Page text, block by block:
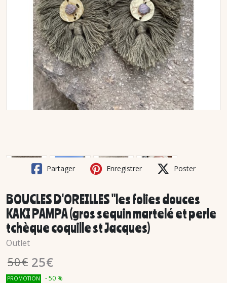
Partager Enregistrer Poster
BOUCLES D'OREILLES "les folies douces
KAKI PAMPA (gros sequin martelé et perle
tchèque coquille st Jacques)
Outlet
50€ 25€
PROMOTION -50 %